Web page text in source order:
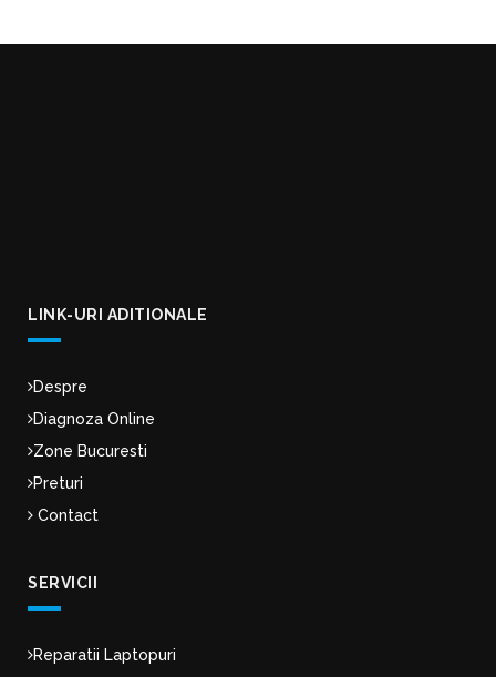
LINK-URI ADITIONALE
Despre
Diagnoza Online
Zone Bucuresti
Preturi
Contact
SERVICII
Reparatii Laptopuri